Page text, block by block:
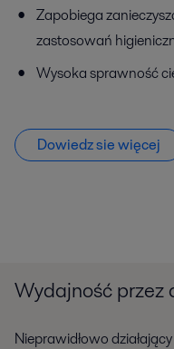
Zapobiega
zastosowań
Wysoka sprawność
Dowiedz sie więcej
Wydajność przez
Nieprawidłowo